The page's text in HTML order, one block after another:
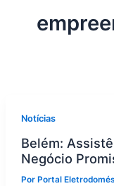
Notícias
Belém:
Negócio
Por Portal